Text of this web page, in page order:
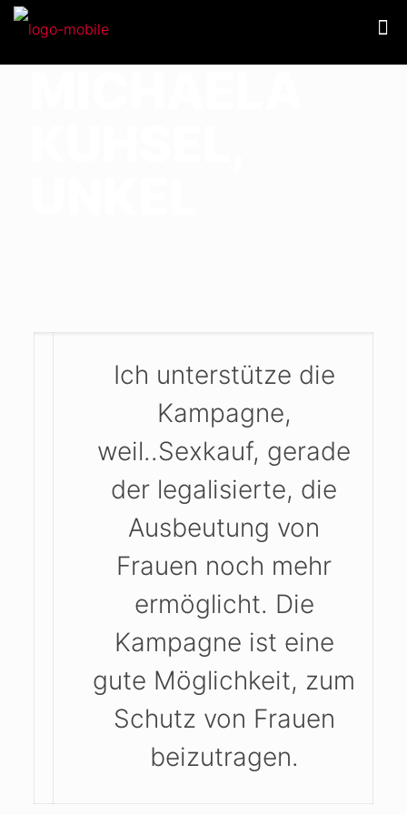
Ich unterstütze die
Kampagne,
weil..Sexkauf, gerade
der legalisierte, die
Ausbeutung von
Frauen noch mehr
ermöglicht. Die
Kampagne ist eine
gute Möglichkeit, zum
Schutz von Frauen
beizutragen.